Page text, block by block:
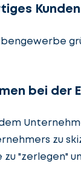
bei der
zu
"zerlegen"